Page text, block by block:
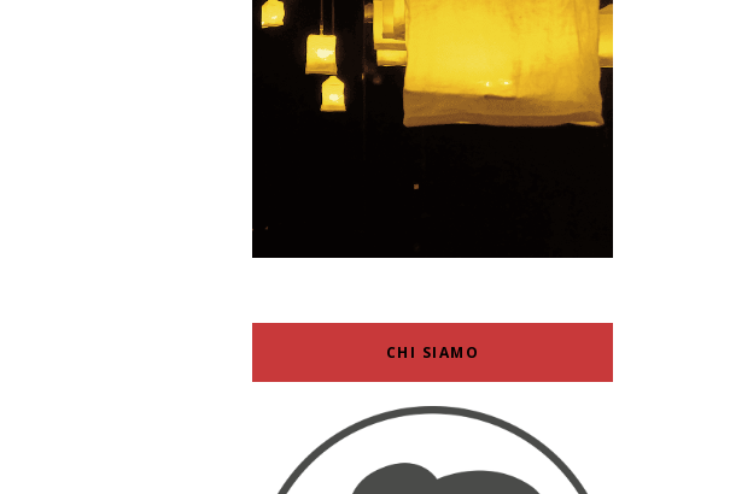
CHI SIAMO